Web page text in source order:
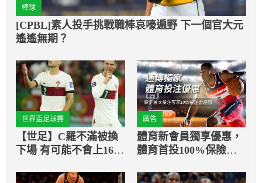
棒球
[CPBL]素人投手挑戰職棒哀嚎遍野 下一個官大元
遙遙無期？
世界盃足球賽
【世足】C羅不滿被換
下場 有可能不會上16強
廣告
體育新會員獨享優惠，
體育首投100%保險返